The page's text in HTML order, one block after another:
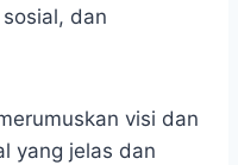
dan
visi dan
yang jelas dan